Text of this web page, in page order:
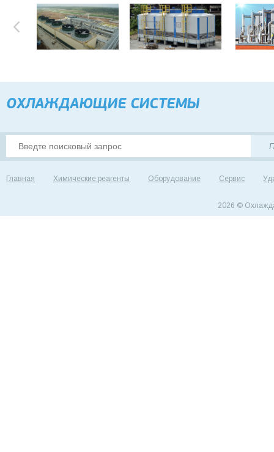
ОХЛАЖДАЮЩИЕ CИСТЕМЫ
Главная Химические реагенты Оборудование Сервис
2026 ©